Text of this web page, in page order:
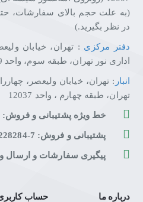
در نظر بگیرید.)
دفتر مرکزی : تهران، خیابان
اداری نور تهران، طبقه سوم، واحد 1509
انبار : تهران، خیابان ولیعصر،
تهران، طبقه چهارم ، واحد 12037
خط ویژه پشتیبانی و فروش: 57129-021
پشتیبانی و فروش: 7-88228284-021
پیگیری سفارشات و ارسال و
درباره ما حساب